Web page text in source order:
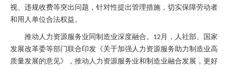
视、违规收费等突出问题，针对性提出管理措施，切实保障劳动者
和用人单位合法权益。
推动人力资源服务业同制造业深度融合。 12月，人社部、国家
发展改革委等部门联合印发《关于加强人力资源服务助力制造业高
质量发展的意见》，推动人力资源服务业和制造业融合发展，更好